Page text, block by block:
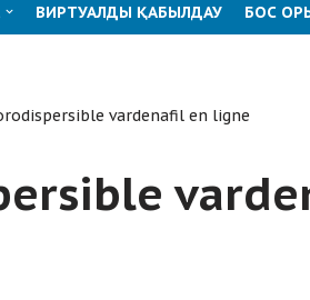
ВИРТУАЛДЫ ҚАБЫЛДАУ БОС
vardenafil en ligne